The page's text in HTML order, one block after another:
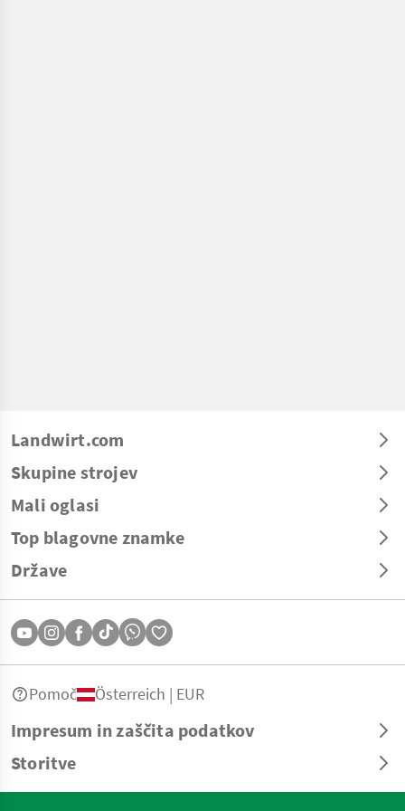
Landwirt.com
Skupine strojev
Mali oglasi
Top blagovne znamke
Države
Impresum in zaščita podatkov
Storitve
Pomoč Österreich | EUR